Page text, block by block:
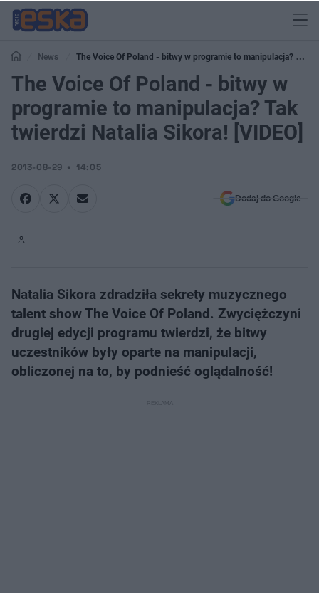
News
The Voice Of Poland - bitwy w programie to manipulacja? Tak
twierdzi Natalia Sikora! [VIDEO]
The Voice Of Poland - bitwy w
programie to manipulacja? Tak
twierdzi Natalia Sikora! [VIDEO]
2013-08-29 14:05
Dodaj do Google
Natalia Sikora zdradziła sekrety muzycznego
talent show The Voice Of Poland. Zwyciężczyni
drugiej edycji programu twierdzi, że bitwy
uczestników były oparte na manipulacji,
obliczonej na to, by podnieść oglądalność!